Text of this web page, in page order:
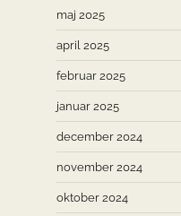
maj 2025
april 2025
februar 2025
januar 2025
december 2024
november 2024
oktober 2024